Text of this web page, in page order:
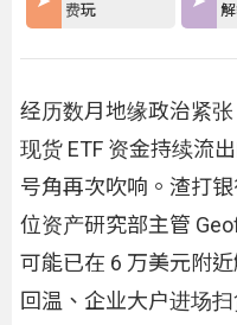
费玩
经历数月地缘政治紧
现货 ETF 资金持续流
号角再次吹响。渣打
位资产研究部主管
可能已在 6 万美元附
回温、企业大户进场